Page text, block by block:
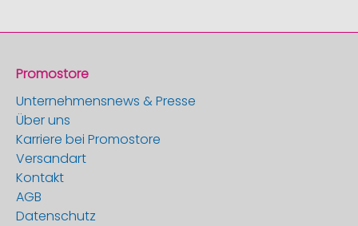
Promostore
Unternehmensnews & Presse
Über uns
Karriere bei Promostore
Versandart
Kontakt
AGB
Datenschutz